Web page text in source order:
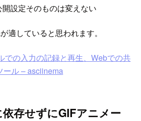
設定そのものは変えない
適していると思われます。
での入力の記録と再生、Webでの共
ール – asciinema
存せずにGIFアニメー